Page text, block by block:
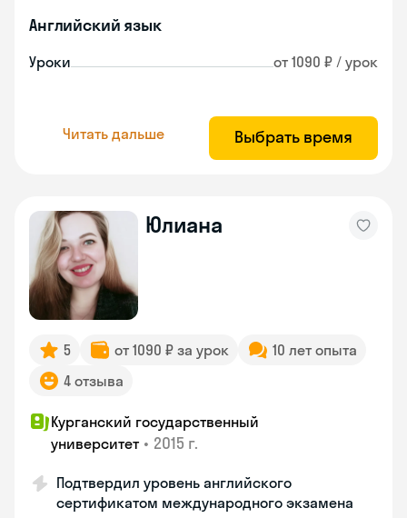
Английский язык
Уроки от 1090 ₽ / урок
Читать дальше Выбрать время
Юлиана
5 от 1090 ₽ за урок
10 лет опыта
4 отзыва
Курганский государственный
университет • 2015 г.
Подтвердил уровень английского
сертификатом международного экзамена